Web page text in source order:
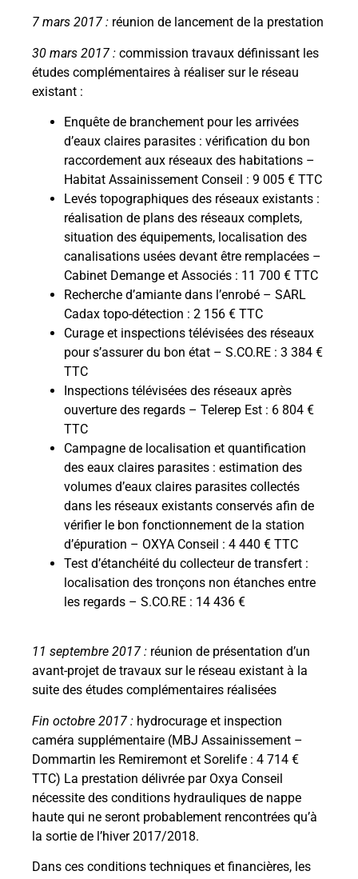
7 mars 2017 : réunion de lancement de la prestation
30 mars 2017 : commission travaux définissant les
études complémentaires à réaliser sur le réseau
existant :
Enquête de branchement pour les arrivées
d’eaux claires parasites : vérification du bon
raccordement aux réseaux des habitations –
Habitat Assainissement Conseil : 9 005 € TTC
Levés topographiques des réseaux existants :
réalisation de plans des réseaux complets,
situation des équipements, localisation des
canalisations usées devant être remplacées –
Cabinet Demange et Associés : 11 700 € TTC
Recherche d’amiante dans l’enrobé – SARL
Cadax topo-détection : 2 156 € TTC
Curage et inspections télévisées des réseaux
pour s’assurer du bon état – S.CO.RE : 3 384 €
TTC
Inspections télévisées des réseaux après
ouverture des regards – Telerep Est : 6 804 €
TTC
Campagne de localisation et quantification
des eaux claires parasites : estimation des
volumes d’eaux claires parasites collectés
dans les réseaux existants conservés afin de
vérifier le bon fonctionnement de la station
d’épuration – OXYA Conseil : 4 440 € TTC
Test d’étanchéité du collecteur de transfert :
localisation des tronçons non étanches entre
les regards – S.CO.RE : 14 436 €
11 septembre 2017 : réunion de présentation d’un
avant-projet de travaux sur le réseau existant à la
suite des études complémentaires réalisées
Fin octobre 2017 : hydrocurage et inspection
caméra supplémentaire (MBJ Assainissement –
Dommartin les Remiremont et Sorelife : 4 714 €
TTC) La prestation délivrée par Oxya Conseil
nécessite des conditions hydrauliques de nappe
haute qui ne seront probablement rencontrées qu’à
la sortie de l’hiver 2017/2018.
Dans ces conditions techniques et financières, les